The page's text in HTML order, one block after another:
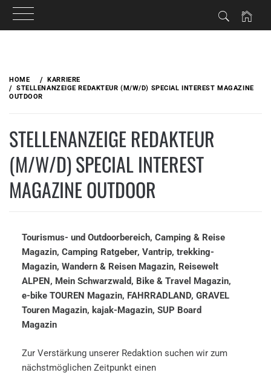
content
HOME
KARRIERE
STELLENANZEIGE REDAKTEUR (M/W/D) SPECIAL INTEREST MAGAZINE
OUTDOOR
STELLENANZEIGE REDAKTEUR
(M/W/D) SPECIAL INTEREST
MAGAZINE OUTDOOR
Tourismus- und Outdoorbereich, Camping & Reise
Magazin, Camping Ratgeber, Vantrip, trekking-
Magazin, Wandern & Reisen Magazin, Reisewelt
ALPEN, Mein Schwarzwald, Bike & Travel Magazin,
e-bike TOUREN Magazin, FAHRRADLAND, GRAVEL
Touren Magazin, kajak-Magazin, SUP Board
Magazin
Zur Verstärkung unserer Redaktion suchen wir zum
nächstmöglichen Zeitpunkt einen